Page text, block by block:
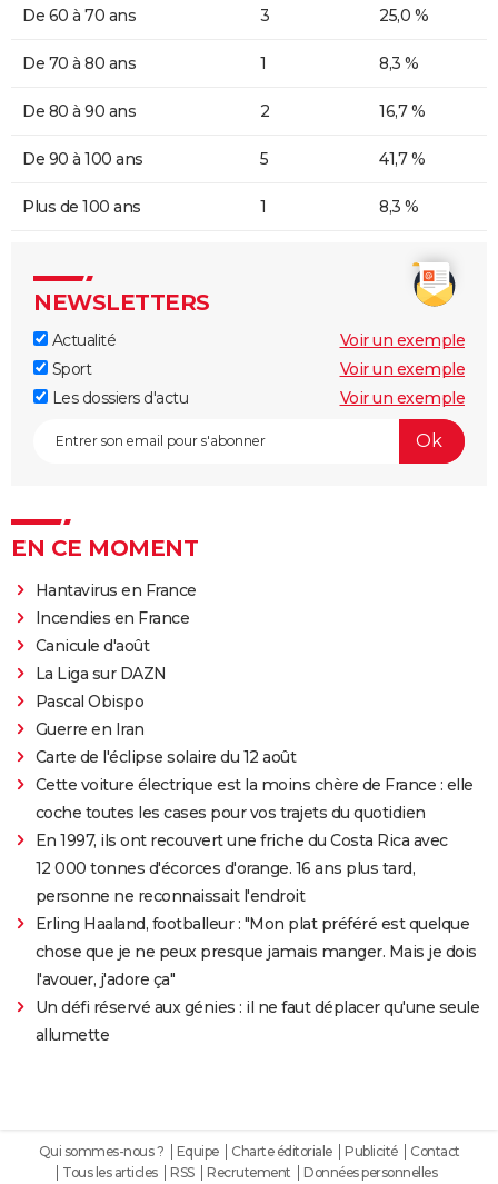
De 60 à 70 ans 3 25,0 %
De 70 à 80 ans 1 8,3 %
De 80 à 90 ans 2 16,7 %
De 90 à 100 ans 5 41,7 %
Plus de 100 ans 1 8,3 %
NEWSLETTERS
Actualité
Voir un exemple
Sport
Voir un exemple
Les dossiers d'actu
Voir un exemple
EN CE MOMENT
Hantavirus en France
Incendies en France
Canicule d'août
La Liga sur DAZN
Pascal Obispo
Guerre en Iran
Carte de l'éclipse solaire du 12 août
Cette voiture électrique est la moins chère de France : elle
coche toutes les cases pour vos trajets du quotidien
En 1997, ils ont recouvert une friche du Costa Rica avec
12 000 tonnes d'écorces d'orange. 16 ans plus tard,
personne ne reconnaissait l'endroit
Erling Haaland, footballeur : "Mon plat préféré est quelque
chose que je ne peux presque jamais manger. Mais je dois
l'avouer, j'adore ça"
Un défi réservé aux génies : il ne faut déplacer qu'une seule
allumette
Qui sommes-nous ? Equipe Charte éditoriale Publicité
Contact
Tous les articles
RSS Recrutement Données personnelles